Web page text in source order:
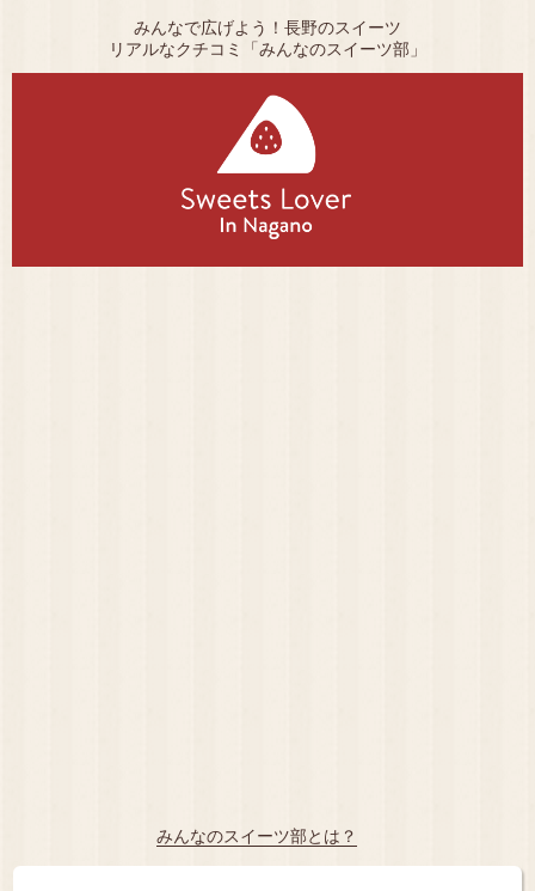
みんなで広げよう！長野のスイーツ
リアルなクチコミ「みんなのスイーツ部」
みんなのスイーツ部とは？